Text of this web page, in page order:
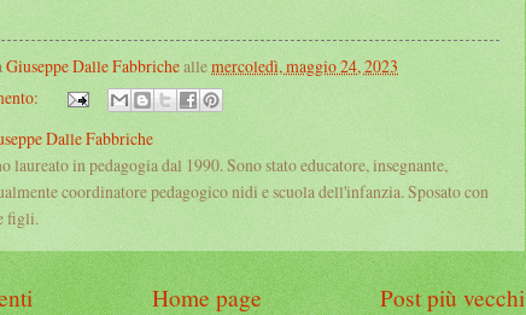
Giuseppe Dalle Fabbricheallemercoledì, maggio 24, 2023
Dalle Fabbriche
laureato in pedagogia dal 1990. Sono stato educatore, insegnante,
coordinatore pedagogico nidi e scuola dell'infanzia. Sposato con
figli.
Post più vecchi
Home page